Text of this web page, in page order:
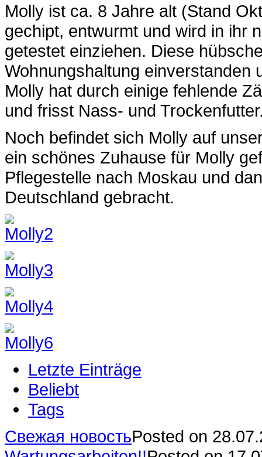
Molly ist ca. 8 Jahre alt (Stand
gechipt, entwurmt und wird in ihr
getestet einziehen. Diese
Wohnungshaltung einverstanden
Molly hat durch einige fehlende
und frisst Nass- und
Noch befindet sich Molly auf
ein schönes Zuhause für Molly
Pflegestelle nach Moskau und
Deutschland gebracht.
Letzte Einträge
Beliebt
Tags
Свежая новостьPosted on